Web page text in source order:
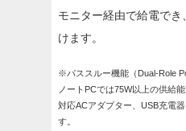
モニター経由で給電で
けます。
※パススルー機能（Dual-Role
ノートPCでは75W以上の供給
対応ACアダプター、USB充電
す。